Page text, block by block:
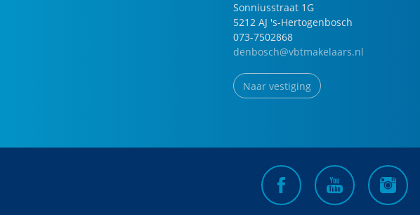
Sonniusstraat 1G
5212 AJ 's-Hertogenbosch
073-7502868
denbosch@vbtmakelaars.nl
Naar vestiging